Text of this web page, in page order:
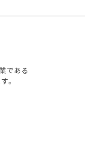
である
。